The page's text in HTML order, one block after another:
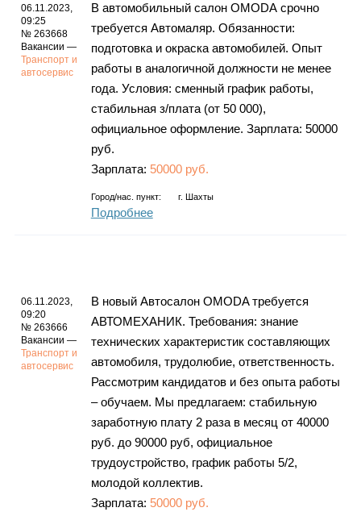
06.11.2023,
09:25
№ 263668
Вакансии —
Транспорт и
автосервис
В автомобильный салон ОМОDА срочно
требуется Автомаляр. Обязанности:
подготовка и окраска автомобилей. Опыт
работы в аналогичной должности не менее
года. Условия: сменный график работы,
стабильная з/плата (от 50 000),
официальное оформление. Зарплата: 50000
руб.
Зарплата: 50000 руб.
Город/нас. пункт: г. Шахты
Подробнее
06.11.2023,
09:20
№ 263666
Вакансии —
Транспорт и
автосервис
В новый Автосалон OMODA требуется
АВТОМЕХАНИК. Требования: знание
технических характеристик составляющих
автомобиля, трудолюбие, ответственность.
Рассмотрим кандидатов и без опыта работы
– обучаем. Мы предлагаем: стабильную
заработную плату 2 раза в месяц от 40000
руб. до 90000 руб, официальное
трудоустройство, график работы 5/2,
молодой коллектив.
Зарплата: 50000 руб.